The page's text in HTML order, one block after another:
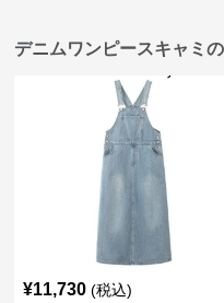
デニムワンピースキャミ
¥11,730 (税込)